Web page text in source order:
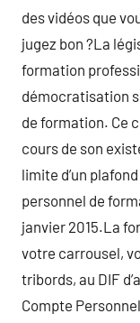
des vidéos que
jugez bon ?La
formation
démocratisation
de formation. Ce
cours de son
limite d’un
personnel de
janvier 2015.La
votre carrousel,
tribords, au DIF
Compte